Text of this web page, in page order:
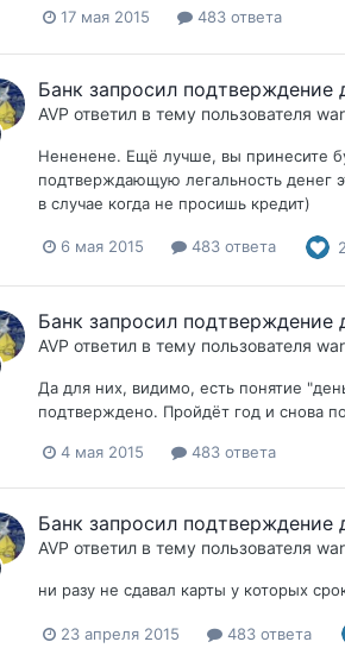
17 мая 2015 483 ответа
Банк запросил подтверждение
AVP ответил в тему пользователя
Нененене. Ещё лучше, вы принесите
подтверждающую легальность денег
в случае когда не просишь кредит)
6 мая 2015 483 ответа 2
Банк запросил подтверждение
AVP ответил в тему пользователя
Да для них, видимо, есть понятие
подтверждено. Пройдёт год и снова
4 мая 2015 483 ответа
Банк запросил подтверждение
AVP ответил в тему пользователя
ни разу не сдавал карты у которых
23 апреля 2015 483 ответа